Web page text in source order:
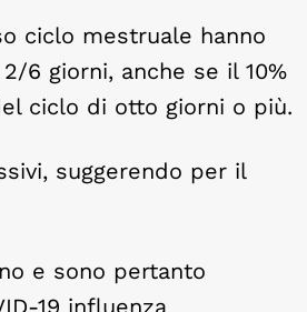
ciclo mestruale hanno
6 giorni, anche se il 10%
ciclo di otto giorni o più.
suggerendo per il
e sono pertanto